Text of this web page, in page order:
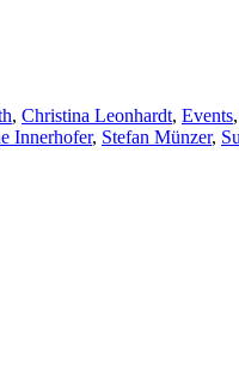
, Christina Leonhardt, Events,
Innerhofer, Stefan Münzer,